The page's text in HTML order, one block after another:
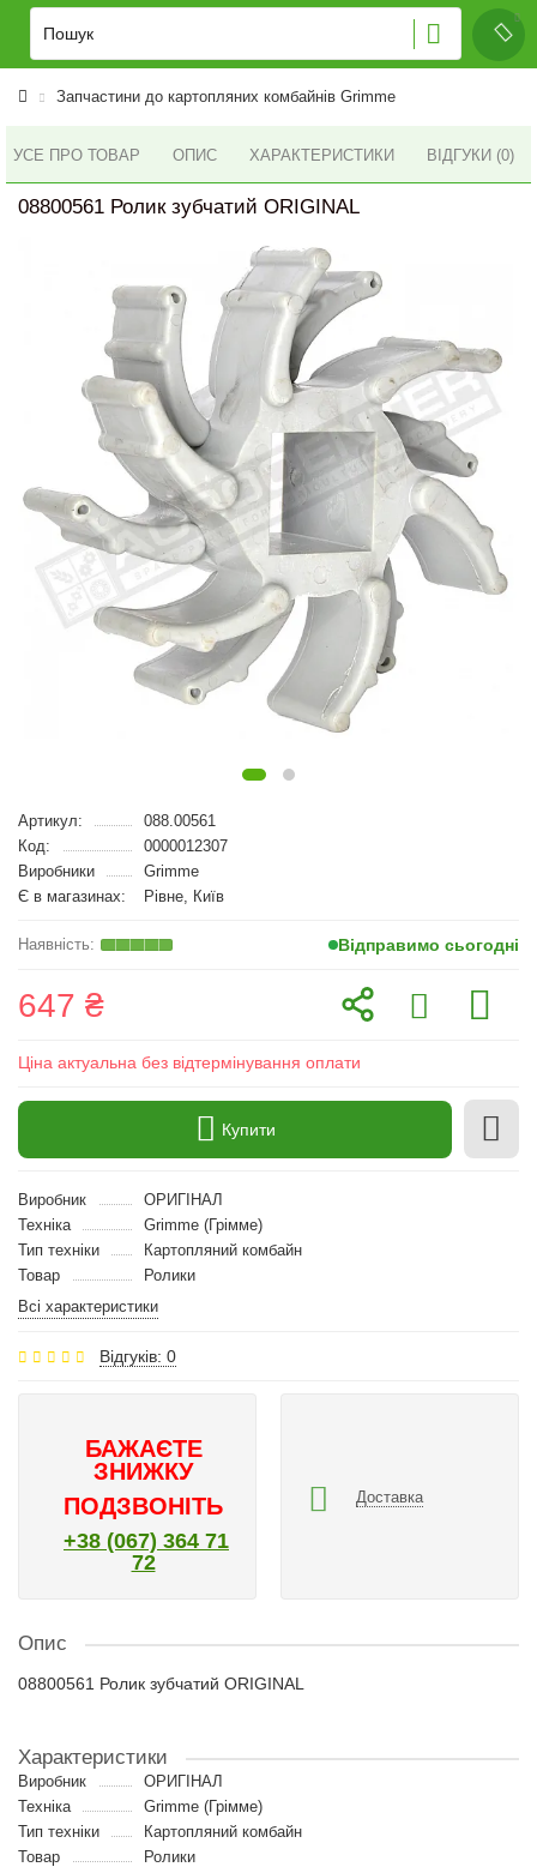
Запчастини до картопляних комбайнів Grimme
УСЕ ПРО ТОВАР ОПИС ХАРАКТЕРИСТИКИ ВІДГУКИ (0)
08800561 Ролик зубчатий ORIGINAL
Артикул:
088.00561
Код:
0000012307
Виробники
Grimme
Є в магазинах:
Рівне, Київ
Відправимо сьогодні
647 ₴
Ціна актуальна без відтермінування оплати
Купити
Виробник
ОРИГІНАЛ
Техніка
Grimme (Грімме)
Тип техніки
Картопляний комбайн
Товар
Ролики
Всі характеристики
Відгуків: 0
БАЖАЄТЕ
ЗНИЖКУ
ПОДЗВОНІТЬ
+38 (067) 364 71
72
Доставка
Опис
08800561 Ролик зубчатий ORIGINAL
Характеристики
Виробник
ОРИГІНАЛ
Техніка
Grimme (Грімме)
Тип техніки
Картопляний комбайн
Товар
Ролики